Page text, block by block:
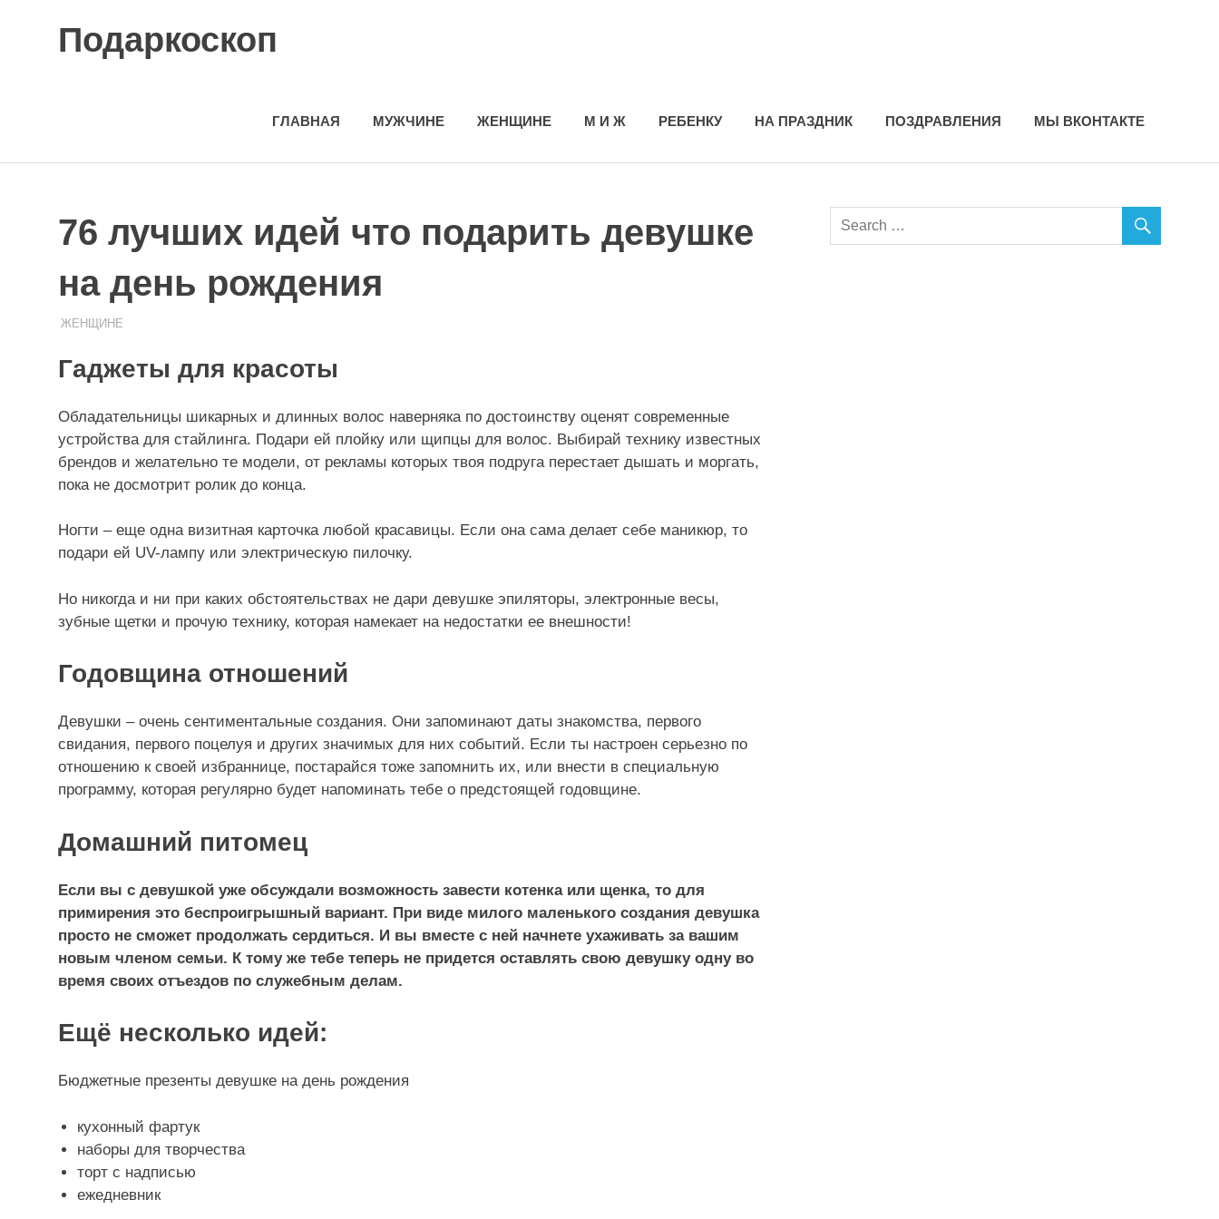
Подаркоскоп
ГЛАВНАЯ МУЖЧИНЕ ЖЕНЩИНЕ М И Ж РЕБЕНКУ НА ПРАЗДНИК ПОЗДРАВЛЕНИЯ МЫ ВКОНТАКТЕ
76 лучших идей что подарить девушке
на день рождения
08.08.2020
ПОДАРЧЕК
ЖЕНЩИНЕ
Гаджеты для красоты
Обладательницы шикарных и длинных волос наверняка по достоинству оценят современные
устройства для стайлинга. Подари ей плойку или щипцы для волос. Выбирай технику известных
брендов и желательно те модели, от рекламы которых твоя подруга перестает дышать и моргать,
пока не досмотрит ролик до конца.
Ногти – еще одна визитная карточка любой красавицы. Если она сама делает себе маникюр, то
подари ей UV-лампу или электрическую пилочку.
Но никогда и ни при каких обстоятельствах не дари девушке эпиляторы, электронные весы,
зубные щетки и прочую технику, которая намекает на недостатки ее внешности!
Годовщина отношений
Девушки – очень сентиментальные создания. Они запоминают даты знакомства, первого
свидания, первого поцелуя и других значимых для них событий. Если ты настроен серьезно по
отношению к своей избраннице, постарайся тоже запомнить их, или внести в специальную
программу, которая регулярно будет напоминать тебе о предстоящей годовщине.
Домашний питомец
Если вы с девушкой уже обсуждали возможность завести котенка или щенка, то для
примирения это беспроигрышный вариант. При виде милого маленького создания девушка
просто не сможет продолжать сердиться. И вы вместе с ней начнете ухаживать за вашим
новым членом семьи. К тому же тебе теперь не придется оставлять свою девушку одну во
время своих отъездов по служебным делам.
Ещё несколько идей:
Бюджетные презенты девушке на день рождения
кухонный фартук
наборы для творчества
торт с надписью
ежедневник